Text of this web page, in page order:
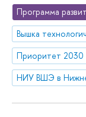
Программа
Вышка
Приоритет 2030
НИУ ВШЭ в